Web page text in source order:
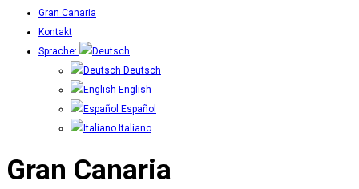
Gran Canaria
Kontakt
Sprache:
Deutsch
English
Español
Italiano
Gran Canaria